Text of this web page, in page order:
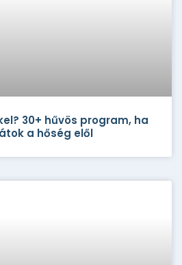
30+ hűvös program, ha
a hőség elől